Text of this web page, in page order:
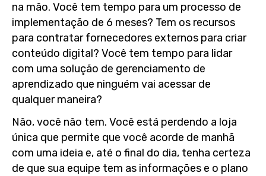
na mão. Você tem tempo para um processo de
implementação de 6 meses? Tem os recursos
para contratar fornecedores externos para criar
conteúdo digital? Você tem tempo para lidar
com uma solução de gerenciamento de
aprendizado que ninguém vai acessar de
qualquer maneira?
Não, você não tem. Você está perdendo a loja
única que permite que você acorde de manhã
com uma ideia e, até o final do dia, tenha certeza
de que sua equipe tem as informações e o plano